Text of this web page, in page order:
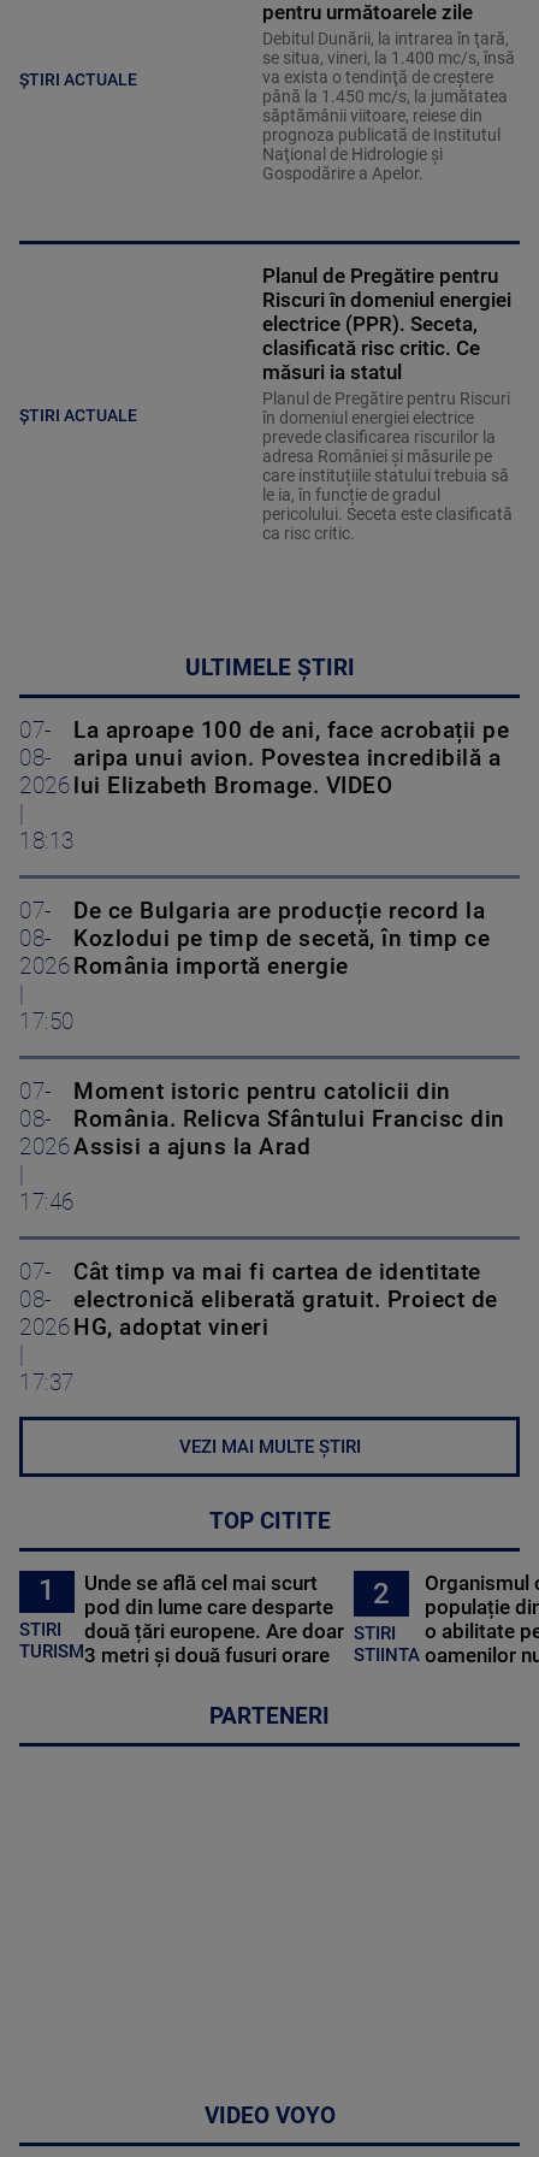
ȘTIRI ACTUALE
pentru următoarele zile
Debitul Dunării, la intrarea în ţară,
se situa, vineri, la 1.400 mc/s, însă
va exista o tendinţă de creştere
până la 1.450 mc/s, la jumătatea
săptămânii viitoare, reiese din
prognoza publicată de Institutul
Naţional de Hidrologie şi
Gospodărire a Apelor.
ȘTIRI ACTUALE
Planul de Pregătire pentru
Riscuri în domeniul energiei
electrice (PPR). Seceta,
clasificată risc critic. Ce
măsuri ia statul
Planul de Pregătire pentru Riscuri
în domeniul energiei electrice
prevede clasificarea riscurilor la
adresa României și măsurile pe
care instituțiile statului trebuia să
le ia, în funcție de gradul
pericolului. Seceta este clasificată
ca risc critic.
ULTIMELE ȘTIRI
07-
08-
2026
18:13
La aproape 100 de ani, face acrobații pe
aripa unui avion. Povestea incredibilă a
lui Elizabeth Bromage. VIDEO
07-
08-
2026
17:50
De ce Bulgaria are producție record la
Kozlodui pe timp de secetă, în timp ce
România importă energie
07-
08-
2026
17:46
Moment istoric pentru catolicii din
România. Relicva Sfântului Francisc din
Assisi a ajuns la Arad
07-
08-
2026
17:37
Cât timp va mai fi cartea de identitate
electronică eliberată gratuit. Proiect de
HG, adoptat vineri
VEZI MAI MULTE ȘTIRI
TOP CITITE
1
STIRI
TURISM
Unde se află cel mai scurt
pod din lume care desparte
două țări europene. Are doar
3 metri și două fusuri orare
2
STIRI
STIINTA
Organismul
populație
o abilitate
oamenilor
PARTENERI
VIDEO VOYO